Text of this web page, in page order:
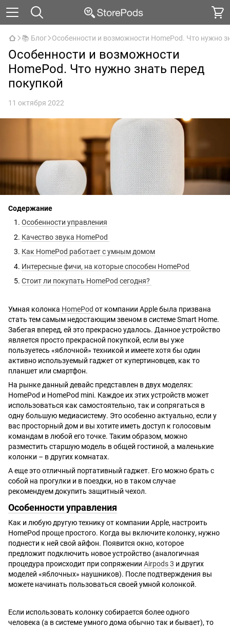
📚 Блог Особенности и возможности HomePod. Что нужно
Особенности и возможности
HomePod. Что нужно знать перед
покупкой
11 октября 2022
Содержание
Особенности управления
Качество звука HomePod
Как HomePod работает с умным домом
Интересные фичи, на которые способен HomePod
Стоит ли покупать HomePod сегодня?
Умная колонка HomePod от компании Apple была призвана
стать тем самым недостающим звеном в системе Smart Home.
Забегая вперед, ей это прекрасно удалось. Данное устройство
является просто прекрасной покупкой, если вы уже
пользуетесь «яблочной» техникой и имеете хотя бы один
активно используемый гаджет от купертиновцев, как то
планшет или смартфон.
На рынке данный девайс представлен в двух моделях:
HomePod и HomePod mini. Каждое их этих устройств может
использоваться как самостоятельно, так и сопрягаться в
одну большую медиасистему. Это особенно актуально, если у
вас просторный дом и вы хотите иметь доступ к голосовым
командам в любой его точке. Таким образом, можно
разместить старшую модель в общей гостиной, а маленькие
колонки – в других комнатах.
А еще это отличный портативный гаджет. Его можно брать с
собой на прогулки и в поездки, но в таком случае
рекомендуем докупить защитный чехол.
Особенности управления
Как и любую другую технику от компании Apple, настроить
HomePod проще простого. Когда вы включите колонку, нужно
поднести к ней свой айфон. Появится окно, которое
предложит подключить новое устройство (аналогичная
процедура происходит при сопряжении Airpods 3 и других
моделей «яблочных» наушников). После подтверждения вы
можете начинать пользоваться своей умной колонкой.
Если использовать колонку собирается более одного
человека (а в системе умного дома обычно так и бывает), то